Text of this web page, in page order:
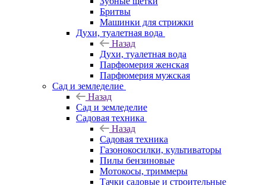
Бритвы
Машинки для стрижки
Духи, туалетная вода
Назад
Духи, туалетная вода
Парфюмерия женская
Парфюмерия мужская
Сад и земледелие
Назад
Сад и земледелие
Садовая техника
Назад
Садовая техника
Газонокосилки, культиваторы
Пилы бензиновые
Мотокосы, триммеры
Тачки садовые и строительные